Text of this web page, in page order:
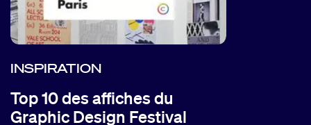
INSPIRATION
Top 10 des affiches du
Graphic Design Festival